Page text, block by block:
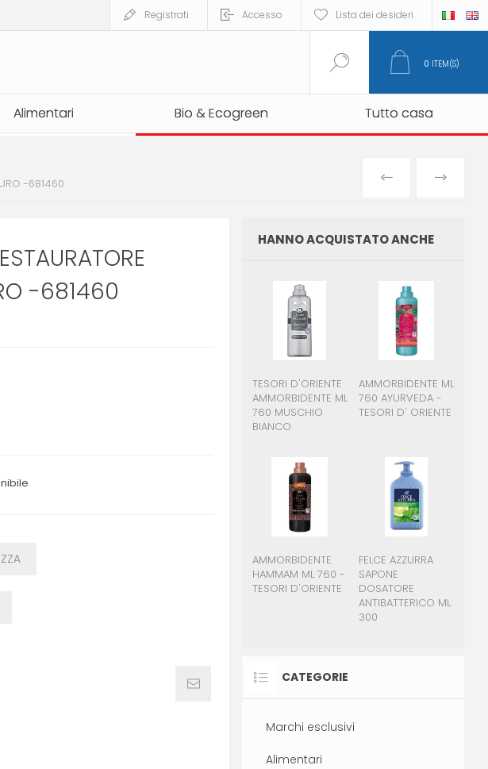
Registrati Accesso Lista dei desideri
Alimentari Bio & Ecogreen Tutto casa
Alimentari Bio & Ecogreen Tutto casa
0 ITEM(S)
-681460
PREVIOUS
PRODUCT
-681460
HANNO ACQUISTATO ANCHE
TESORI D'ORIENTE
AMMORBIDENTE ML
760 MUSCHIO
BIANCO
AMMORBIDENTE ML
760 AYURVEDA -
TESORI D' ORIENTE
AMMORBIDENTE
HAMMAM ML 760 -
TESORI D'ORIENTE
FELCE AZZURRA
SAPONE
DOSATORE
ANTIBATTERICO ML
300
CATEGORIE
Marchi esclusivi
Alimentari